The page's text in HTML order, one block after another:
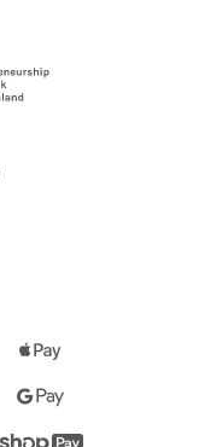
Pay
Google
Pay